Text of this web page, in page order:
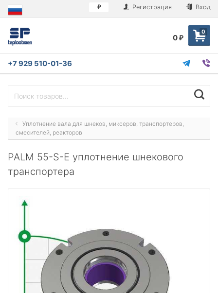
₽ Регистрация Вход
0
0 ₽
+7 929 510-01-36
Уплотнение вала для шнеков, миксеров, транспортеров,
смесителей, реакторов
PALM 55-S-E уплотнение шнекового
транспортера